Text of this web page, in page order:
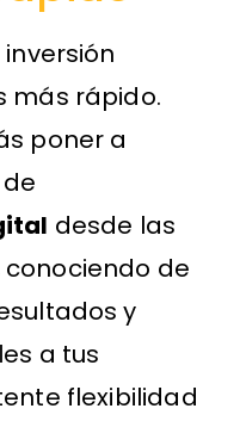
más rápido.
poner a
desde las
de
y
a tus
flexibilidad